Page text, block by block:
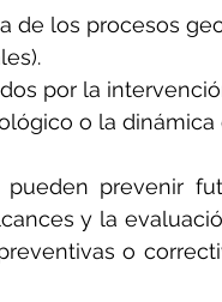
de los procesos
por la
o la dinámica
prevenir
y la
o